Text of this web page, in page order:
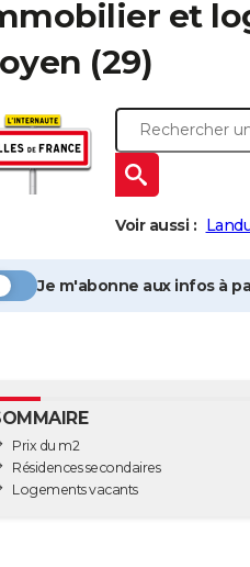
et
(29)
Voir aussi :
Je m'abonne aux infos à
Prix du m2
Résidences secondaires
Logements vacants